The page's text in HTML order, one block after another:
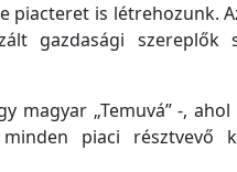
piacteret is létrehozunk.
gazdasági szereplők
magyar „Temuvá” -,
piaci résztvevő